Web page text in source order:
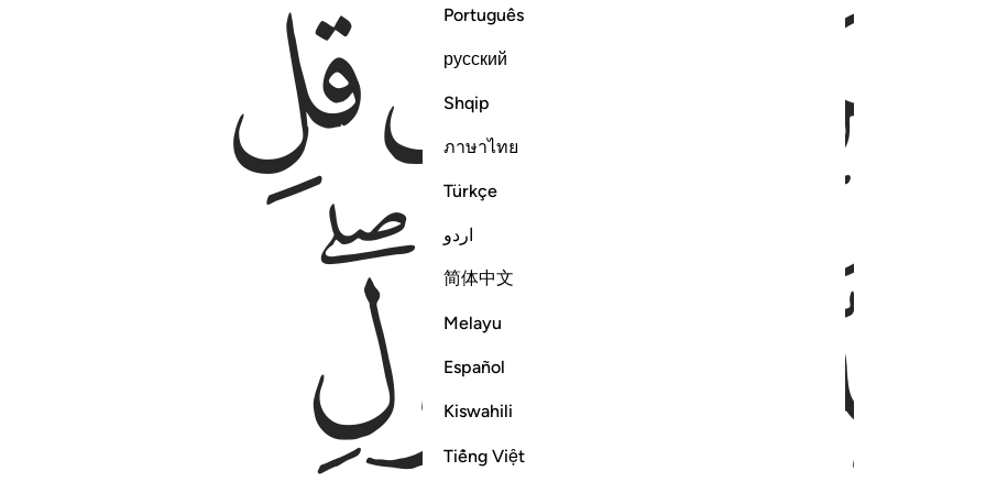
Português
русский
Shqip
ภาษาไทย
Türkçe
اردو
简体中文
Melayu
Español
Kiswahili
Tiếng Việt
ﱂ ﱃﱄﱅ
ﱇ ﱈﱉ